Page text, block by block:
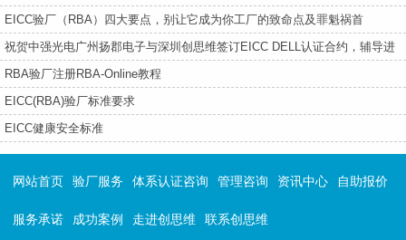
EICC验厂（RBA）四大要点，别让它成为你工厂的致命点及罪魁祸首
祝贺中强光电广州扬郡电子与深圳创思维签订EICC DELL认证合约，辅导进
行中---
RBA验厂注册RBA-Online教程
EICC(RBA)验厂标准要求
EICC健康安全标准
网站首页 验厂服务 体系认证咨询 管理咨询 资讯中心 自助报价
服务承诺 成功案例 走进创思维 联系创思维